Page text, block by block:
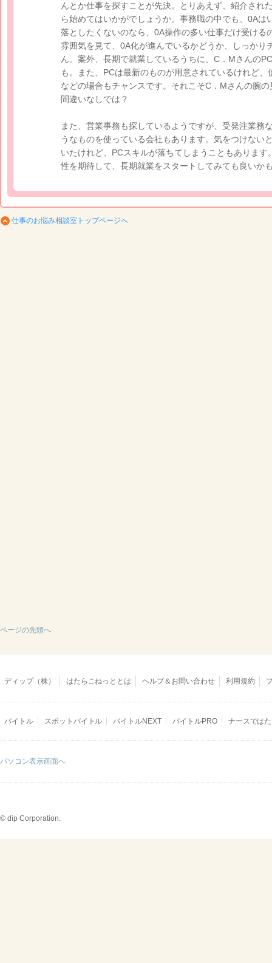
んとか仕事を探すことが先決。とりあえず、紹介され
ら始めてはいかがでしょうか。事務職の中でも、0Aは
落としたくないのなら、0A操作の多い仕事だけ受ける
雰囲気を見て、0A化が進んでいるかどうか、しっかり
ん。案外、長期で就業しているうちに、C．Mさんの
も。また、PCは最新のものが用意されているけれど
などの場合もチャンスです。それこそC．Mさんの腕
間違いなしでは？
また、営業事務も探しているようですが、受発注業務
うなものを使っている会社もあります。気をつけない
いたけれど、PCスキルが落ちてしまうこともありま
性を期待して、長期就業をスタートしてみても良いか
仕事のお悩み相談室トップページへ
ページの先頭へ
ディップ（株） はたらこねっととは ヘルプ＆お問い合わせ 利用規約
バイトル スポットバイトル バイトルNEXT バイトルPRO ナースでは
パソコン表示画面へ
© dip Corporation.